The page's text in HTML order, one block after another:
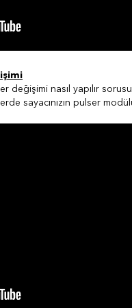
değişimi nasıl yapılır
sayacınızın pulser